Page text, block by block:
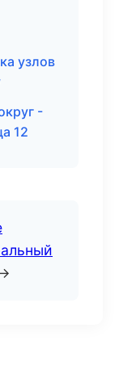
узлов
-
12